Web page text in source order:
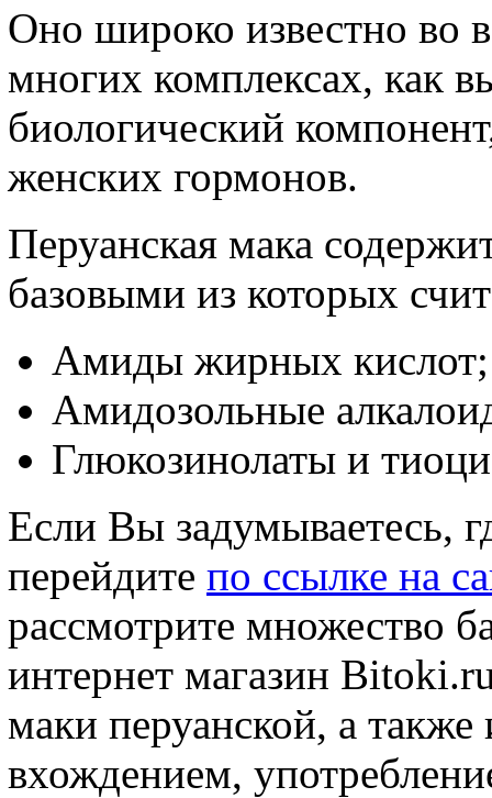
Оно широко известно во
многих комплексах, как
биологический
женских гормонов.
Перуанская мака
базовыми из которых
Амиды жирных кислот;
Амидозольные
Глюкозинолаты и
Если Вы задумываетесь,
перейдите по ссылке на
рассмотрите множество
интернет магазин
маки перуанской, а
вхождением,